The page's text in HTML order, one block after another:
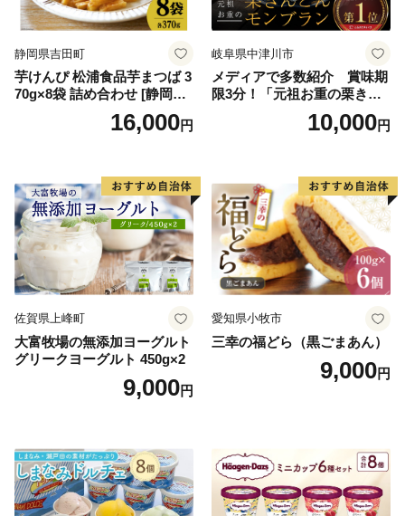
ロイヤルミルクティ 沖縄パ
イン
静岡県吉田町
芋けんぴ 松浦食品芋まつば 3
70g×8袋 詰め合わせ [静岡伊
勢丹(松浦食品) 静岡県 吉田町
22424274] 芋ケンピ セット
16,000円
岐阜県中津川市
メディアで多数紹介 賞味期
限3分！「元祖お重の栗きん
とんモンブラン」 【未来の
ご褒美】スイーツ 栗 モンブ
子 菓子 F4N-2298
10,000円
佐賀県上峰町
大富牧場の無添加ヨーグルト
グリークヨーグルト 450g×2
9,000円
愛知県小牧市
三幸の福どら（黒ごまあん）
9,000円